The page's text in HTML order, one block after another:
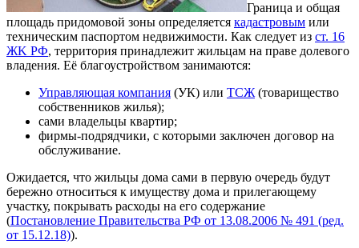
Граница и общая
площадь придомовой зоны определяется кадастровым или
техническим паспортом недвижимости. Как следует из ст. 16
ЖK РФ, территория принадлежит жильцам на праве долевого
владения. Её благоустройством занимаются:
Управляющая компания (УК) или ТСЖ (товарищество
собственников жилья);
сами владельцы квартир;
фирмы-подрядчики, с которыми заключен договор на
обслуживание.
Ожидается, что жильцы дома сами в первую очередь будут
бережно относиться к имуществу дома и прилегающему
участку, покрывать расходы на его содержание
(Постановление Правительства РФ от 13.08.2006 № 491 (ред.
от 15.12.18)).